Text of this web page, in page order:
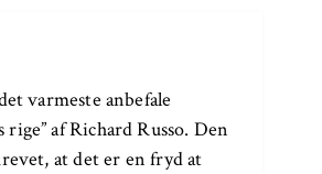
varmeste anbefale
rige” af Richard Russo. Den
at det er en fryd at